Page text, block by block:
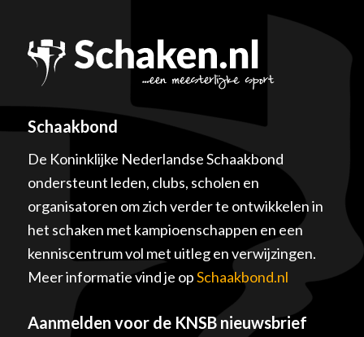
Schaakbond
De Koninklijke Nederlandse Schaakbond
ondersteunt leden, clubs, scholen en
organisatoren om zich verder te ontwikkelen in
het schaken met kampioenschappen en een
kenniscentrum vol met uitleg en verwijzingen.
Meer informatie vind je opSchaakbond.nl
Aanmelden voor de KNSB nieuwsbrief